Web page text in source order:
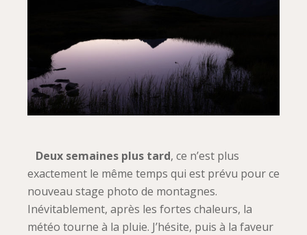
Deux semaines plus tard, ce n’est plus
exactement le même temps qui est prévu pour ce
nouveau stage photo de montagnes.
Inévitablement, après les fortes chaleurs, la
météo tourne à la pluie. J’hésite, puis à la faveur